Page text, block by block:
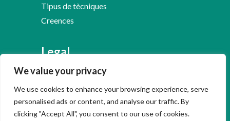
We value your privacy
We use cookies to enhance your browsing experience, serve
personalised ads or content, and analyse our traffic. By
clicking "Accept All", you consent to our use of cookies.
Tipus de tècniques
Creences
Legal
Avís Legal
Política de Privacitat
Política de Cookies